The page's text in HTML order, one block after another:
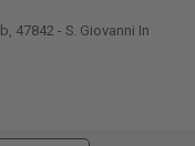
47842 - S. Giovanni In